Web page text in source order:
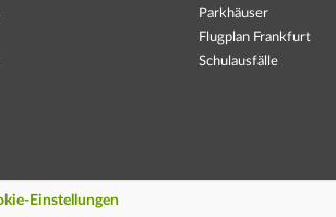
Parkhäuser
Flugplan Frankfurt
Schulausfälle
Einstellungen